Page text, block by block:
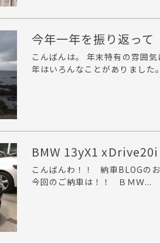
今年一年を振り返って
こんばんは。 年末特有の雰囲
年はいろんなことがありました
BMW 13yX1
こんばんわ！！ 納車BLOGの
今回のご納車は！！ ＢＭＷ...